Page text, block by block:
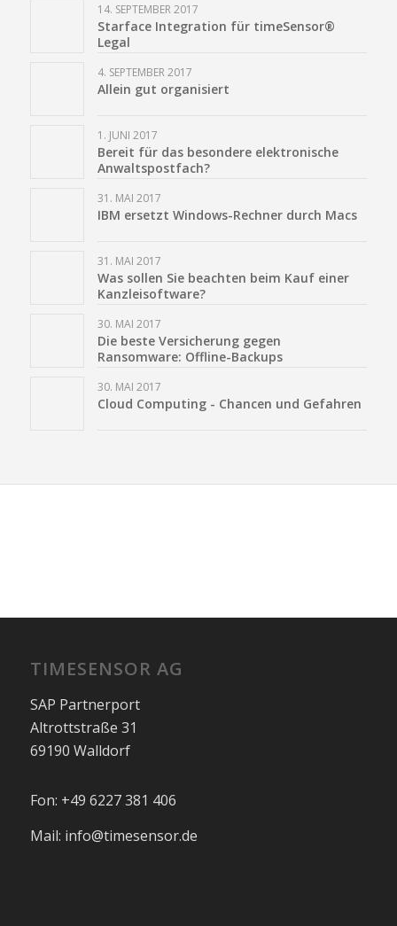
14. SEPTEMBER 2017
Starface Integration für timeSensor®
Legal
4. SEPTEMBER 2017
Allein gut organisiert
1. JUNI 2017
Bereit für das besondere elektronische
Anwaltspostfach?
31. MAI 2017
IBM ersetzt Windows-Rechner durch Macs
31. MAI 2017
Was sollen Sie beachten beim Kauf einer
Kanzleisoftware?
30. MAI 2017
Die beste Versicherung gegen
Ransomware: Offline-Backups
30. MAI 2017
Cloud Computing - Chancen und Gefahren
TIMESENSOR AG
SAP Partnerport
Altrottstraße 31
69190 Walldorf
Fon: +49 6227 381 406
Mail: info@timesensor.de